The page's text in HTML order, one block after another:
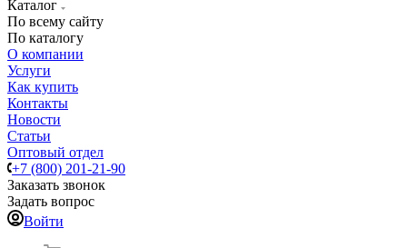
Каталог
По всему сайту
По каталогу
О компании
Услуги
Как купить
Контакты
Новости
Статьи
Оптовый отдел
+7 (800) 201-21-90
Заказать звонок
Задать вопрос
Войти